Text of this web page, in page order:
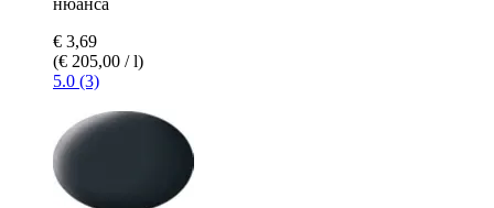
€ 3,69
(€ 205,00 / l)
5.0 (3)